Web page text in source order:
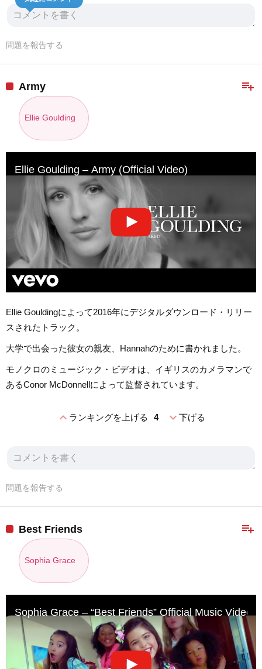
問題を報告する
playlist_add
Army
Ellie Goulding
Ellie Goulding – Army (Official Video)
Ellie Gouldingによって2016年にデジタルダウンロード・リリー
スされたトラック。
大学で出会った彼女の親友、Hannahのために書かれました。
モノクロのミュージック・ビデオは、イギリスのカメラマンで
あるConor McDonnellによって監督されています。
expand_lessランキングを上げる 4 expand_more下げる
問題を報告する
playlist_add
Best Friends
Sophia Grace
Sophia Grace – “Best Friends” Official Music Video